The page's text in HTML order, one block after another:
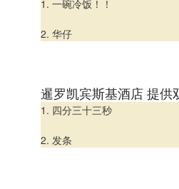
1. 一碗冷饭！！
2. 华仔
暹罗凯宾斯基酒店 提供
1. 四分三十三秒
2. 发条